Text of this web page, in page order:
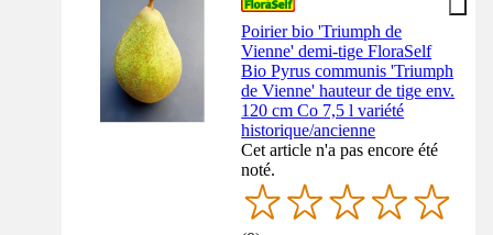
Poirier bio 'Triumph de
Vienne' demi-tige FloraSelf
Bio Pyrus communis 'Triumph
de Vienne' hauteur de tige env.
120 cm Co 7,5 l variété
historique/ancienne
Cet article n'a pas encore été
noté.